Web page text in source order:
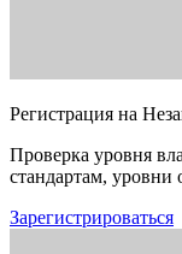
Регистрация на
Проверка уровня
стандартам, уровни
Зарегистрироваться